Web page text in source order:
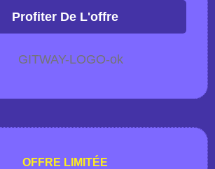
Profiter De L'offre
OFFRE LIMITÉE